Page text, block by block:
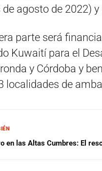
agosto de 2022)
parte será
Kuwaití para el
y Córdoba y
localidades de
en las Altas Cumbres: El